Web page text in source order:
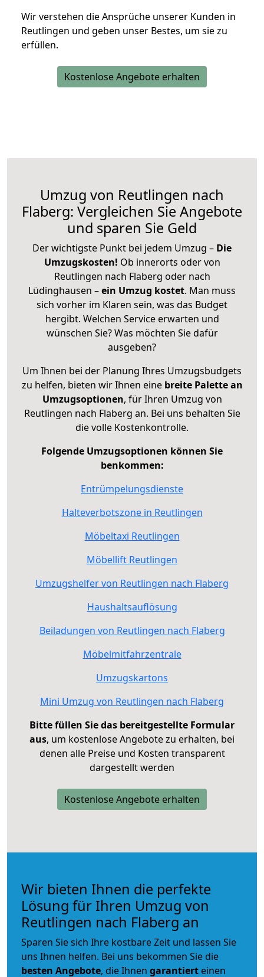
Wir verstehen die Ansprüche unserer Kunden in
Reutlingen und geben unser Bestes, um sie zu
erfüllen.
Kostenlose Angebote erhalten
Umzug von Reutlingen nach
Flaberg: Vergleichen Sie Angebote
und sparen Sie Geld
Der wichtigste Punkt bei jedem Umzug – Die
Umzugskosten! Ob innerorts oder von
Reutlingen nach Flaberg oder nach
Lüdinghausen –ein Umzug kostet. Man muss
sich vorher im Klaren sein, was das Budget
hergibt. Welchen Service erwarten und
wünschen Sie? Was möchten Sie dafür
ausgeben?
Um Ihnen bei der Planung Ihres Umzugsbudgets
zu helfen, bieten wir Ihnen eine breite Palette an
Umzugsoptionen, für Ihren Umzug von
Reutlingen nach Flaberg an. Bei uns behalten Sie
die volle Kostenkontrolle.
Folgende Umzugsoptionen können Sie
benkommen:
Entrümpelungsdienste
Halteverbotszone in Reutlingen
Möbeltaxi Reutlingen
Möbellift Reutlingen
Umzugshelfer von Reutlingen nach Flaberg
Haushaltsauflösung
Beiladungen von Reutlingen nach Flaberg
Möbelmitfahrzentrale
Umzugskartons
Mini Umzug von Reutlingen nach Flaberg
Bitte füllen Sie das bereitgestellte Formular
aus, um kostenlose Angebote zu erhalten, bei
denen alle Preise und Kosten transparent
dargestellt werden
Kostenlose Angebote erhalten
Wir bieten Ihnen die perfekte
Lösung für Ihren Umzug von
Reutlingen nach Flaberg an
Sparen Sie sich Ihre kostbare Zeit und lassen Sie
uns Ihnen helfen. Bei uns bekommen Sie die
besten Angebote, die Ihnen garantiert einen